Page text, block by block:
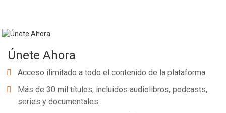
Únete Ahora
Acceso ilimitado a todo el contenido de la plataforma.
Más de 30 mil títulos, incluidos audiolibros, podcasts,
series y documentales.